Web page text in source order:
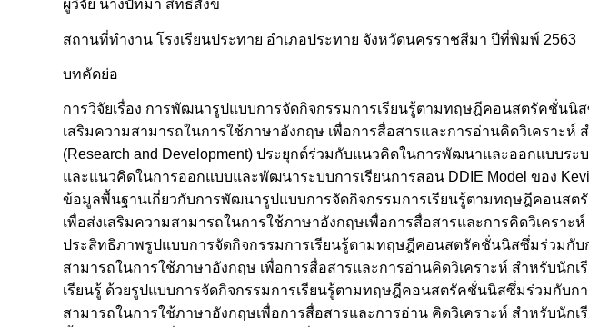
ผู้วิจัย นางปัทมา สิทธิสังข์
สถานที่ทำงาน โรงเรียนประทาย อำเภอประทาย จังหวัดนครราชสีมา ปีที่พิมพ์ 2563
บทคัดย่อ
การวิจัยเรื่อง การพัฒนารูปแบบการจัดกิจกรรมการเรียนรู้ตามทฤษฎีคอนสตรัคชั่นนิ
เสริมความสามารถในการใช้ภาษาอังกฤษ เพื่อการสื่อสารและการอ่านคิดวิเคราะ
(Research and Development) ประยุกต์ร่วมกับแนวคิดในการพัฒนาและออกแบบระ
และแนวคิดในการออกแบบและพัฒนาระบบการเรียนการสอน DDIE Model ของ
ข้อมูลพื้นฐานเกี่ยวกับการพัฒนารูปแบบการจัดกิจกรรมการเรียนรู้ตามทฤษฎีคอนส
เพื่อส่งเสริมความสามารถในการใช้ภาษาอังกฤษเพื่อการสื่อสารและการคิดวิเครา
ประสิทธิภาพรูปแบบการจัดกิจกรรมการเรียนรู้ตามทฤษฎีคอนสตรัคชั่นนิสซึ่มร่วมกับ
สามารถในการใช้ภาษาอังกฤษ เพื่อการสื่อสารและการอ่านคิดวิเคราะห์ สำหรับนัก
เรียนรู้ ด้วยรูปแบบการจัดกิจกรรมการเรียนรู้ตามทฤษฎีคอนสตรัคชั่นนิสซึ่มร่วมกับก
สามารถในการใช้ภาษาอังกฤษเพื่อการสื่อสารและการอ่าน คิดวิเคราะห์ สำหรับนัก